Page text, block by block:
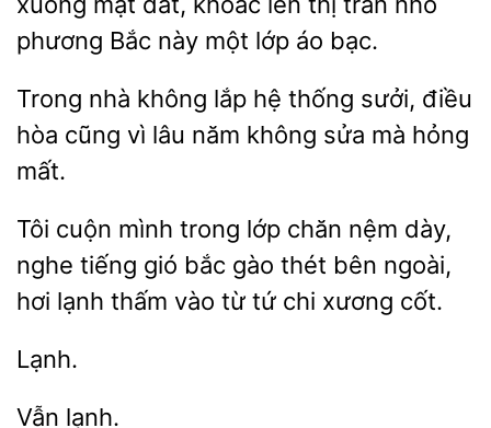
phương Bắc
một áo bạc.
nhà
lắp hệ thống sưởi,
hòa cũng vì lâu năm không sửa mà hỏng
mất.
Tôi cuộn mình trong
chăn nệm dày,
nghe tiếng gió bắc gào thét bên ngoài,
hơi
thấm vào từ tứ chi xương
Lạnh.